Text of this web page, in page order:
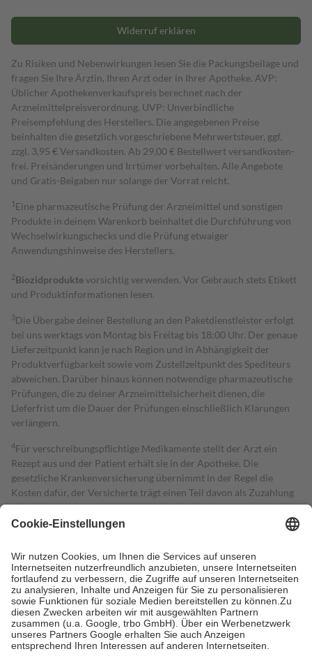
Widerruf erklären
Zu Risiken und Nebenwirkungen lesen Sie die Packungsbeilage und
fragen Sie Ihre Ärztin, Ihren Arzt oder in Ihrer Apotheke. AVP:
Üblicher Apothekenverkaufspreis berechnet nach der
Arzneimittelpreisverordnung. UVP: Unverbindliche
Preisempfehlung des Herstellers. Die angegebenen Preise
beinhalten die gesetzlich vorgeschriebene Mehrwertsteuer, ggf.
zzgl. 3,95 € Versandkosten. Ab 29,00 € Bestell­wert versand­kosten­
frei. Preisänderungen und Irrtümer vorbehalten. Alle Angebote
und Gratis-Beigaben nur solange der Vorrat reicht.
1 Eine pharmazeutische Prüfung der Arzneimittel und sonstigen
Produkte in deinem Warenkorb beinhaltet die Durchführung von
Wechselwirkungschecks und die Prüfung etwaiger
Anwendungshinweise des Herstellers.
2Biozidproduktevorsichtig verwenden. Vor Gebrauch stets Etikett
und Produktinformationen lesen.
3Die Übergabe deiner Bestellung an den Paketdienstleister erfolgt
bei uns werktags von Montag bis Freitag bis 18:00 Uhr. Der genaue
Lieferzeitpunkt kann je nach Region und in Abhängigkeit der
Produktverfügbarkeit sowie vom Zustellzeitpunkt des Spediteurs
abweichen. Darüber hinaus können notwendige pharmazeutische
Prüfungen, die zu deiner Arzneimittelsicherheit dienen, die
Lieferfrist um die Dauer der Prüfungen einschließlich Klärungen
verlängern.
4Für verschreibungspflichtige Medikamente stellt der Arzt ein
Rezept aus und der Patient erhält sie in der Apotheke. Die
gesetzliche Krankenversicherung übernimmt in der Regel die
Kosten dafür, der Versicherte trägt einen Teil davon als Zuzahlung
mit.
Grundsätzlich leisten Mitglieder Zuzahlungen in Höhe von zehn
höchstens zehn Euro.
Es sind jedoch nie mehr als die tatsächlichen
Kosten der Leistung zu entrichten.
Diese Regeln gelten grundsätzlich auch für Online-Apotheken.
Bei Heilmitteln und häuslicher Krankenpflege beträgt die
Zuzahlung zehn Prozent der Kosten sowie zehn Euro je
Verordnung.
Um das Engagement der Versicherten für ihre eigene Gesundheit zu
stärken und die besondere Stellung der Familie zu unterstützen,